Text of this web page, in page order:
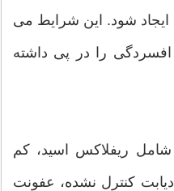
ایجاد شود. این شرایط می
را در پی داشته
ریفلاکس اسید، کم
کنترل نشده، عفونت